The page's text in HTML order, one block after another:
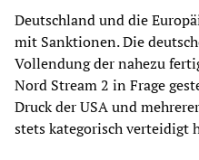
Deutschland und die
mit Sanktionen. Die
Vollendung der nahezu
Nord Stream 2 in Frage
Druck der USA und
stets kategorisch verteidigt